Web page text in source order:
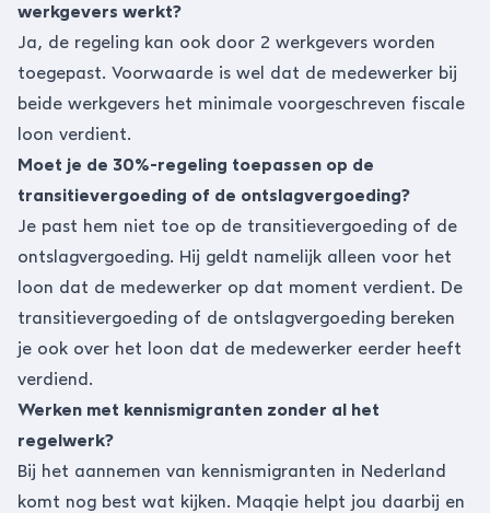
werkgevers werkt?
Ja, de regeling kan ook door 2 werkgevers worden
toegepast. Voorwaarde is wel dat de medewerker bij
beide werkgevers het minimale voorgeschreven fiscale
loon verdient.
Moet je de 30%-regeling toepassen op de
transitievergoeding of de ontslagvergoeding?
Je past hem niet toe op de transitievergoeding of de
ontslagvergoeding. Hij geldt namelijk alleen voor het
loon dat de medewerker op dat moment verdient. De
transitievergoeding of de ontslagvergoeding bereken
je ook over het loon dat de medewerker eerder heeft
verdiend.
Werken met kennismigranten zonder al het
regelwerk?
Bij het aannemen van kennismigranten in Nederland
komt nog best wat kijken. Maqqie helpt jou daarbij en